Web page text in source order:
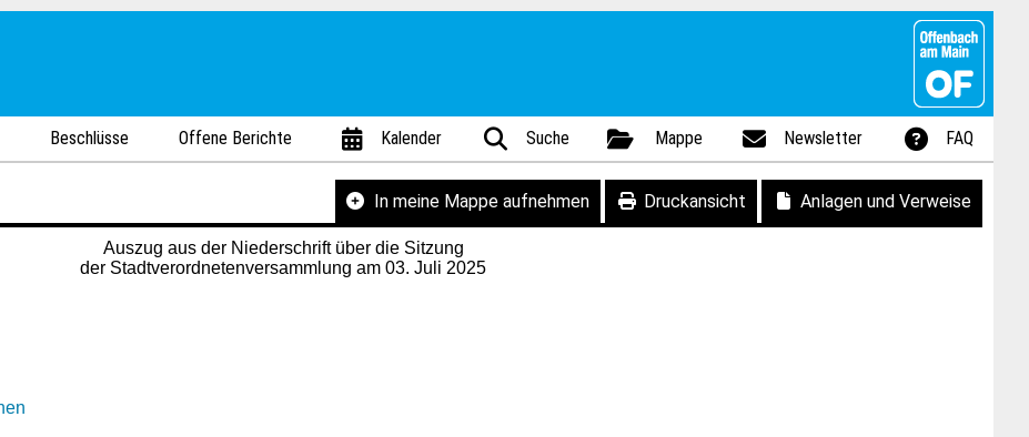
Beschlüsse Offene Berichte Kalender Suche Mappe Newsletter FAQ
In meine Mappe aufnehmen Druckansicht Anlagen und Verweise
Auszug aus der Niederschrift über die Sitzung
der Stadtverordnetenversammlung am 03. Juli 2025